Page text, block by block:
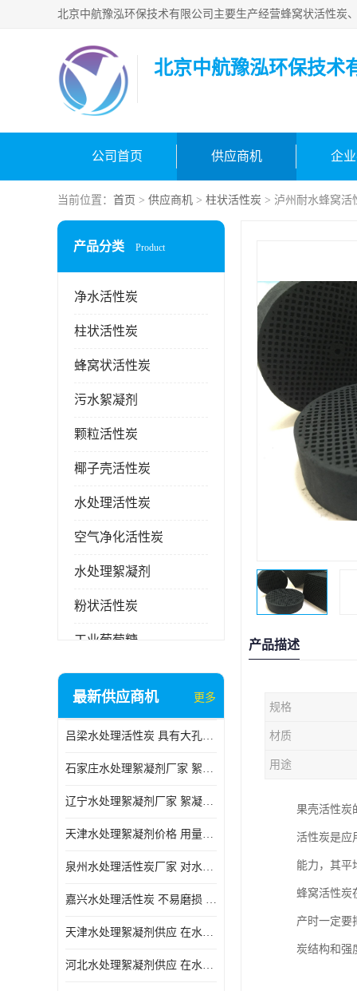
北京中航豫泓环保技术
公司首页 供应商机 企
当前位置： 首页 > 供应商机 > 柱状活性炭 > 泸州耐水蜂窝活
产品分类 Product
净水活性炭
柱状活性炭
蜂窝状活性炭
污水絮凝剂
颗粒活性炭
椰子壳活性炭
水处理活性炭
空气净化活性炭
水处理絮凝剂
粉状活性炭
工业葡萄糖
废气处理活性炭
块状活性炭
最新供应商机 更多
吕梁水处理活性炭 具有大孔结构 适用于多种水处理工艺和需求
石家庄水处理絮凝剂厂家 絮凝速度快 便于后续的沉淀和过滤处理
辽宁水处理絮凝剂厂家 絮凝效果好 使水质得到明显的改善
天津水处理絮凝剂价格 用量相对较少 便于后续的沉淀和过滤处理
泉州水处理活性炭厂家 对水中的微小颗粒有较好的去除效果
嘉兴水处理活性炭 不易磨损 碎裂和粉化 能够吸附大分子有机物
天津水处理絮凝剂供应 在水中的稳定性较好 絮凝速度快
河北水处理絮凝剂供应 在水中的稳定性较好 用量相对较少
产品描述
规格
材质
用途
果壳活性炭
活性炭是应
能力，其平
蜂窝活性炭
产时一定要
炭结构和强